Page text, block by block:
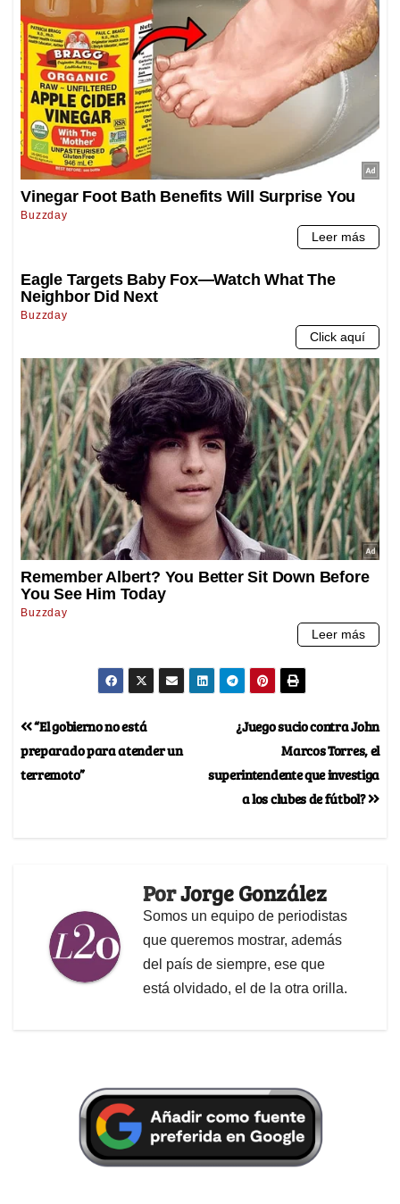
¿Juego sucio contra John
Marcos Torres, el
superintendente que investiga
a los clubes de fútbol?
“El gobierno no está
preparado para atender un
terremoto”
PorJorge González
Somos un equipo de periodistas
que queremos mostrar, además
del país de siempre, ese que
está olvidado, el de la otra orilla.